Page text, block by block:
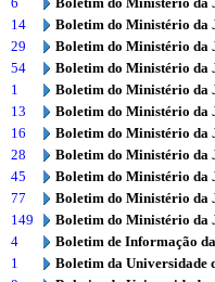
14
Boletim do Ministério da
29
Boletim do Ministério da
54
Boletim do Ministério da
1
Boletim do Ministério da
13
Boletim do Ministério da
16
Boletim do Ministério da
28
Boletim do Ministério da
45
Boletim do Ministério da
77
Boletim do Ministério da
149
Boletim do Ministério da
4
Boletim de Informação
1
Boletim da Universidade